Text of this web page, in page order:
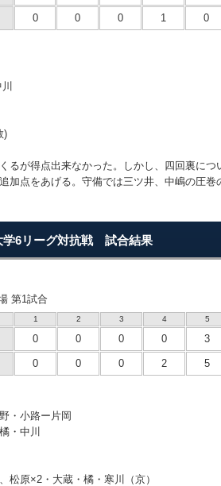
0 0 0 1 0
)
るが得点出来なかった。しかし、四回裏に
加点をあげる。守備では三ツ井、中嶋の圧
6リーグ対抗戦 試合結果
第1試合
1 2 3 4 5
0 0 0 0 3
0 0 0 2 5
・小路ー片岡
・中川
松原×2・大蔵・橘・寒川（京）